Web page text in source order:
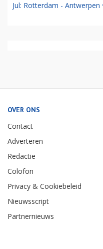
Jul: Rotterdam - Antwerpen
OVER ONS
Contact
Adverteren
Redactie
Colofon
Privacy & Cookiebeleid
Nieuwsscript
Partnernieuws